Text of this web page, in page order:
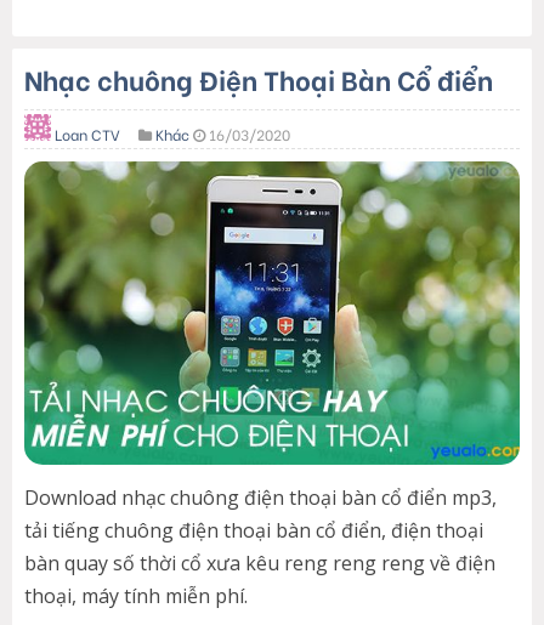
Nhạc chuông Điện Thoại Bàn Cổ điển
Loan CTV Khác 16/03/2020
Download nhạc chuông điện thoại bàn cổ điển mp3,
tải tiếng chuông điện thoại bàn cổ điển, điện thoại
bàn quay số thời cổ xưa kêu reng reng reng về điện
thoại, máy tính miễn phí.